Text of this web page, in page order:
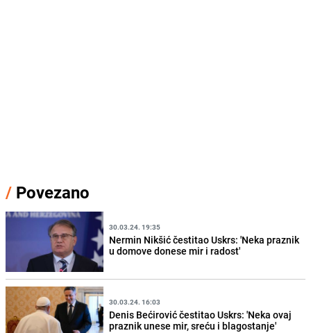
/ Povezano
30.03.24. 19:35
Nermin Nikšić čestitao Uskrs: 'Neka praznik
u domove donese mir i radost'
30.03.24. 16:03
Denis Bećirović čestitao Uskrs: 'Neka ovaj
praznik unese mir, sreću i blagostanje'